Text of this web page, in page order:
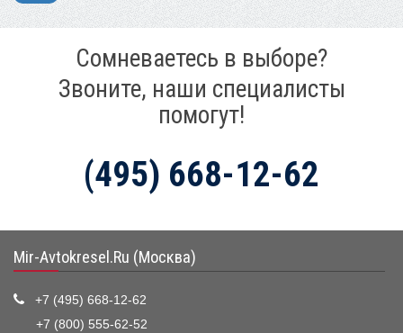
Сомневаетесь в выборе?
Звоните, наши специалисты
помогут!
(495) 668-12-62
Mir-Avtokresel.Ru (Москва)
+7 (495) 668-12-62
+7 (800) 555-62-52